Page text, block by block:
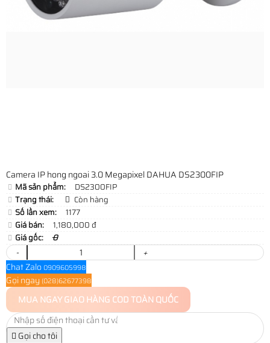
Camera IP hong ngoai 3.0 Megapixel DAHUA DS2300FIP
Mã sản phẩm:
DS2300FIP
Trạng thái:
Còn hàng
Số lần xem:
1177
Giá bán:
1,180,000 đ
Giá gốc:
0
-
+
Chat Zalo 0909605998
Gọi ngay (028)62677398
MUA NGAYGIAO HÀNG COD TOÀN QUỐC
Gọi cho tôi